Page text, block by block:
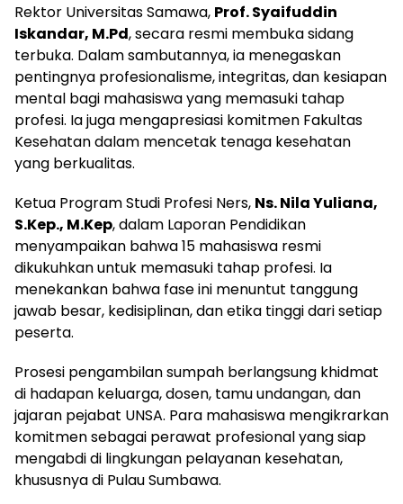
Rektor Universitas Samawa, Prof. Syaifuddin
Iskandar, M.Pd, secara resmi membuka sidang
terbuka. Dalam sambutannya, ia menegaskan
pentingnya profesionalisme, integritas, dan kesiapan
mental bagi mahasiswa yang memasuki tahap
profesi. Ia juga mengapresiasi komitmen Fakultas
Kesehatan dalam mencetak tenaga kesehatan
yang berkualitas.
Ketua Program Studi Profesi Ners, Ns. Nila Yuliana,
S.Kep., M.Kep, dalam Laporan Pendidikan
menyampaikan bahwa 15 mahasiswa resmi
dikukuhkan untuk memasuki tahap profesi. Ia
menekankan bahwa fase ini menuntut tanggung
jawab besar, kedisiplinan, dan etika tinggi dari setiap
peserta.
Prosesi pengambilan sumpah berlangsung khidmat
di hadapan keluarga, dosen, tamu undangan, dan
jajaran pejabat UNSA. Para mahasiswa mengikrarkan
komitmen sebagai perawat profesional yang siap
mengabdi di lingkungan pelayanan kesehatan,
khususnya di Pulau Sumbawa.